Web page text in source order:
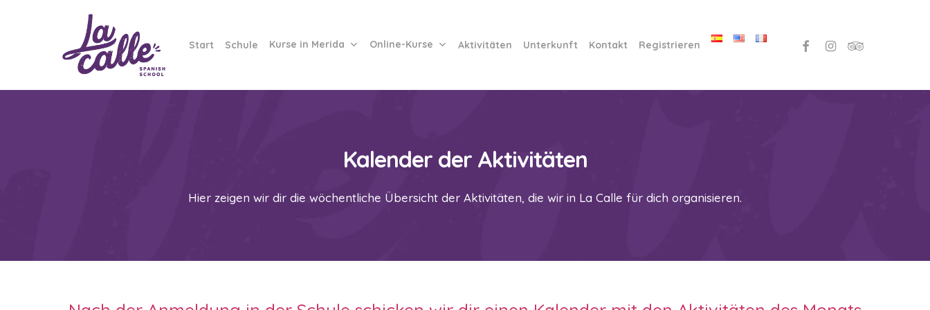
Start Schule Kurse in Merida Online-Kurse Aktivitäten Unterkunft Kontakt Registrieren facebookinstagramtripadvisor
Kalender der Aktivitäten
Hier zeigen wir dir die wöchentliche Übersicht der Aktivitäten, die wir in La Calle für dich organisieren.